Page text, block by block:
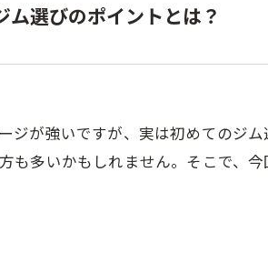
選びのポイントとは？
ジが強いですが、実は初めてのジ
も多いかもしれません。そこで、